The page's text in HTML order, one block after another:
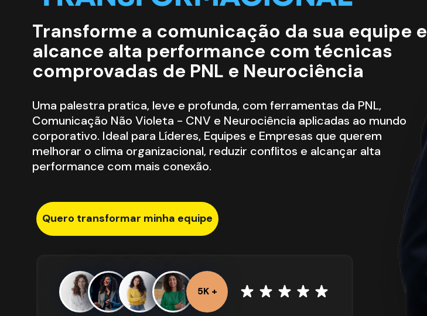
Transforme a comunicação da sua equipe e
alcance alta performance com técnicas
comprovadas de PNL e Neurociência
Uma palestra pratica, leve e profunda, com ferramentas da PNL,
Comunicação Não Violeta - CNV e Neurociência aplicadas ao mundo
corporativo. Ideal para Líderes, Equipes e Empresas que querem
melhorar o clima organizacional, reduzir conflitos e alcançar alta
performance com mais conexão.
Quero transformar minha equipe
5K +